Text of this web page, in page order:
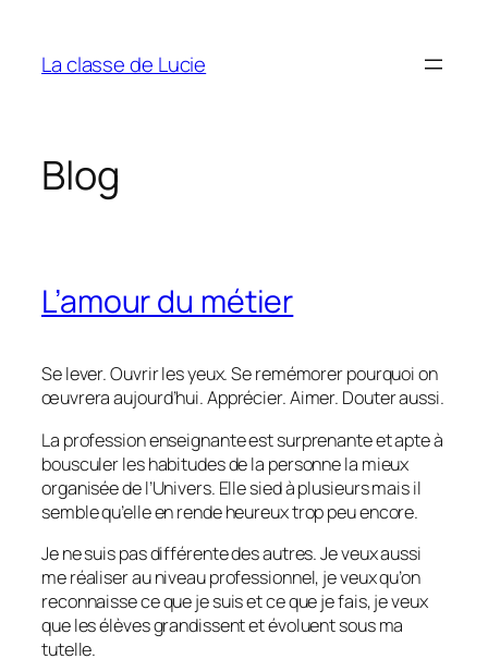
contenu
La classe de Lucie
Blog
L’amour du métier
Se lever. Ouvrir les yeux. Se remémorer pourquoi on
œuvrera aujourd’hui. Apprécier. Aimer. Douter aussi.
La profession enseignante est surprenante et apte à
bousculer les habitudes de la personne la mieux
organisée de l’Univers. Elle sied à plusieurs mais il
semble qu’elle en rende heureux trop peu encore.
Je ne suis pas différente des autres. Je veux aussi
me réaliser au niveau professionnel, je veux qu’on
reconnaisse ce que je suis et ce que je fais, je veux
que les élèves grandissent et évoluent sous ma
tutelle.